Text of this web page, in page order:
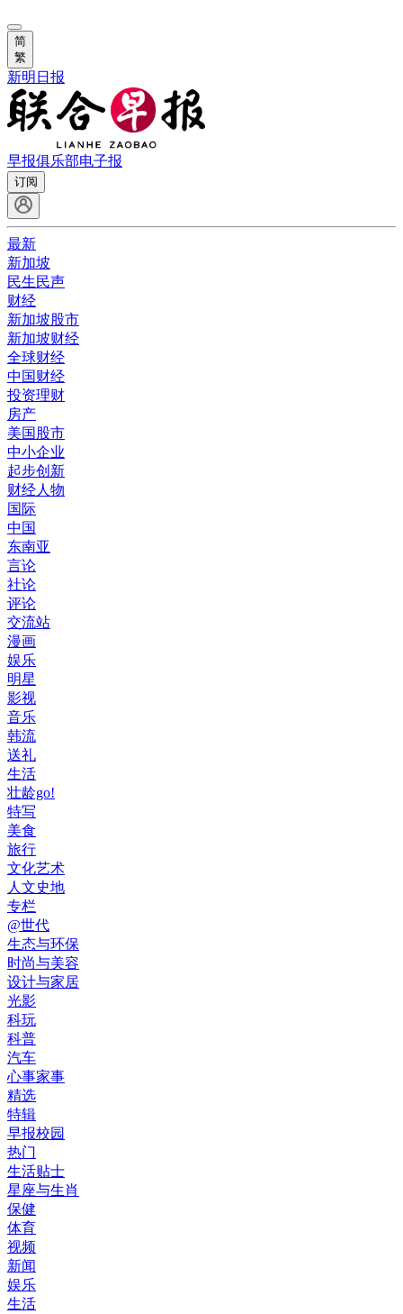
简
繁
新明日报
早报俱乐部电子报
订阅
最新
新加坡
民生民声
财经
新加坡股市
新加坡财经
全球财经
中国财经
投资理财
房产
美国股市
中小企业
起步创新
财经人物
国际
中国
东南亚
言论
社论
评论
交流站
漫画
娱乐
明星
影视
音乐
韩流
送礼
生活
壮龄go!
特写
美食
旅行
文化艺术
人文史地
专栏
@世代
生态与环保
时尚与美容
设计与家居
光影
科玩
科普
汽车
心事家事
精选
特辑
早报校园
热门
生活贴士
星座与生肖
保健
体育
视频
新闻
娱乐
生活